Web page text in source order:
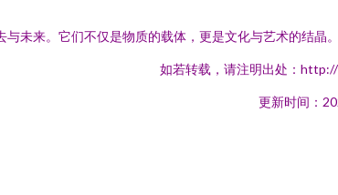
未来。它们不仅是物质的载体，更是文化与艺术的结
如若转载，请注明出处：
更新时间：